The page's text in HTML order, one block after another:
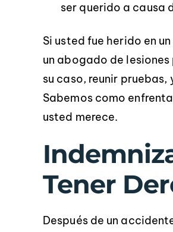
ser querido a causa
Si usted fue herido en
un abogado de
su caso, reunir
Sabemos como
usted merece.
Tener
Después de un